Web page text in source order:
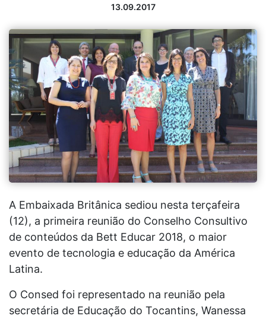
13.09.2017
A Embaixada Britânica sediou nesta terçafeira
(12), a primeira reunião do Conselho Consultivo
de conteúdos da Bett Educar 2018, o maior
evento de tecnologia e educação da América
Latina.
O Consed foi representado na reunião pela
secretária de Educação do Tocantins, Wanessa